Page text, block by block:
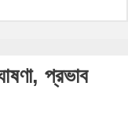
প্রভাব